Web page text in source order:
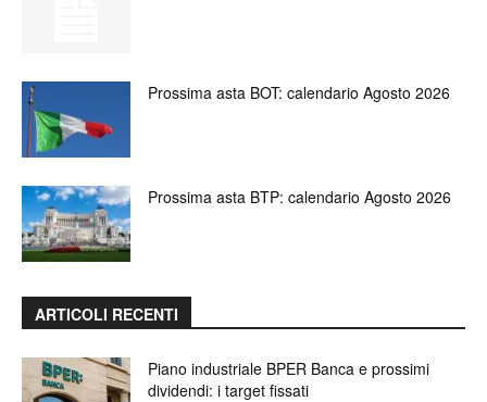
Prossima asta BOT: calendario Agosto 2026
Prossima asta BTP: calendario Agosto 2026
ARTICOLI RECENTI
Piano industriale BPER Banca e prossimi
dividendi: i target fissati